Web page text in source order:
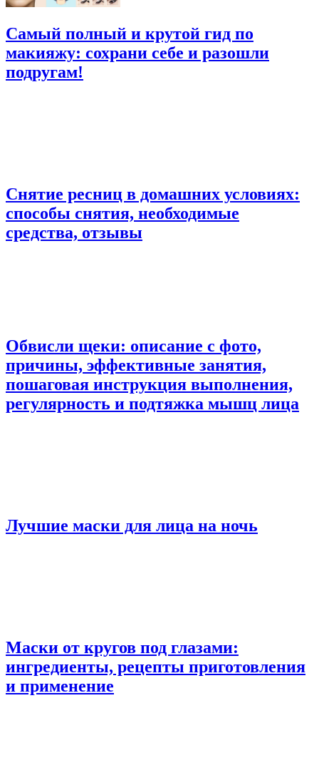
Самый полный и крутой гид по
макияжу: сохрани себе и разошли
подругам!
Снятие ресниц в домашних условиях:
способы снятия, необходимые
средства, отзывы
Обвисли щеки: описание с фото,
причины, эффективные занятия,
пошаговая инструкция выполнения,
регулярность и подтяжка мышц лица
Лучшие маски для лица на ночь
Маски от кругов под глазами:
ингредиенты, рецепты приготовления
и применение